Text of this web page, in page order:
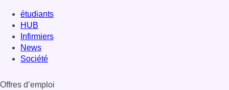
étudiants
HUB
Infirmiers
News
Société
Offres d’emploi